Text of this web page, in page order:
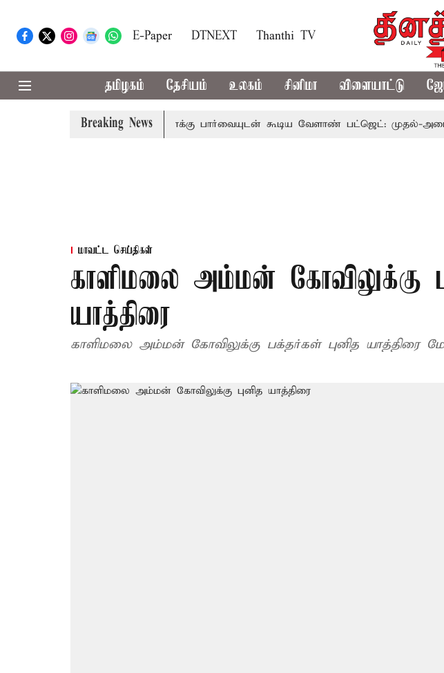
E-Paper DTNEXT Thanthi TV
தமிழகம் தேசியம் உலகம் சினிமா விளையாட்டு
Breaking News
தொலைநோக்கு பார்வையுடன் கூடிய வேளாண் பட்ஜெட்: முதல்-அமைச்சர்
மாவட்ட செய்திகள்
காளிமலை அம்மன் கோவிலுக்கு
யாத்திரை
காளிமலை அம்மன் கோவிலுக்கு பக்தர்கள் புனித யாத்திரை